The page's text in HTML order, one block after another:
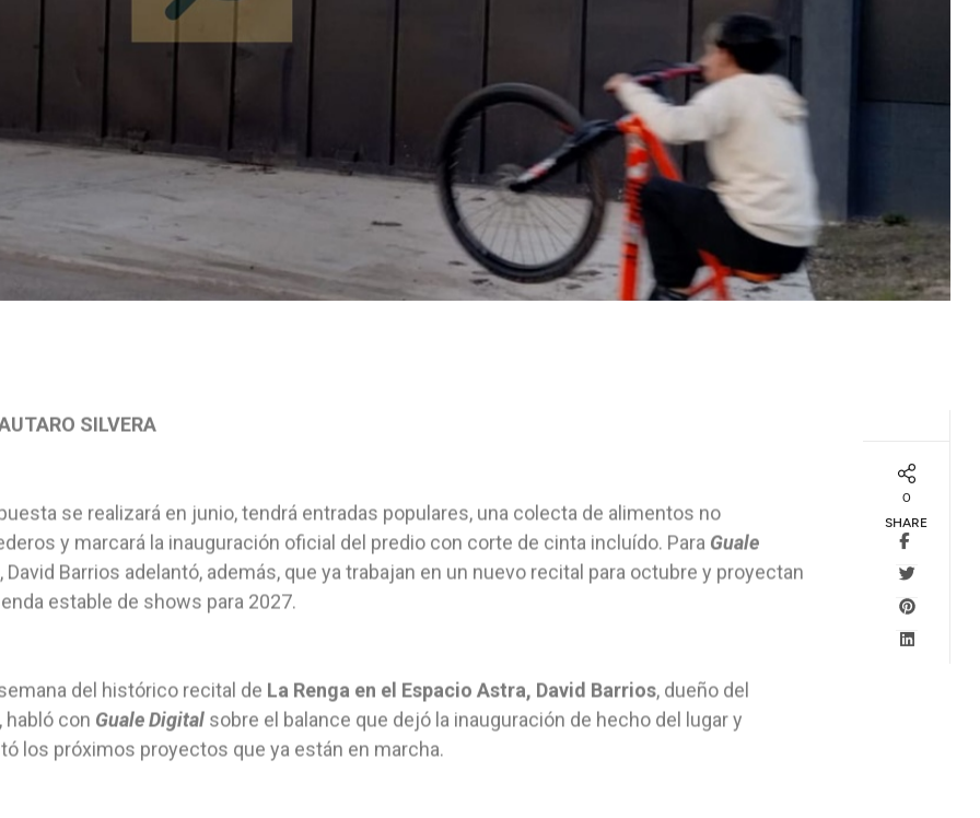
SILVERA
se realizará en junio, tendrá entradas populares, una colecta de alimentos no
y marcará la inauguración oficial del predio con corte de cinta incluído. Para Guale
, David Barrios adelantó, además, que ya trabajan en un nuevo recital para octubre y proyectan
estable de shows para 2027.
del histórico recital de La Renga en el Espacio Astra, David Barrios, dueño del
habló con Guale Digital sobre el balance que dejó la inauguración de hecho del lugar y
los próximos proyectos que ya están en marcha.
0
SHARE